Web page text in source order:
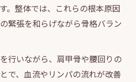
。整体では、これらの根本原因
緊張を和らげながら骨格バラン
行いながら、肩甲骨や腰回りの
で、血流やリンパの流れが改善